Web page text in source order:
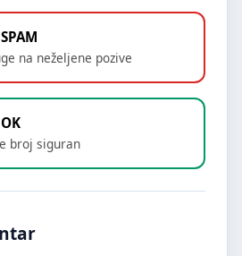
na neželjene pozive
broj siguran